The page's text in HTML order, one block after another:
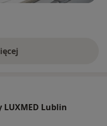
Lublin